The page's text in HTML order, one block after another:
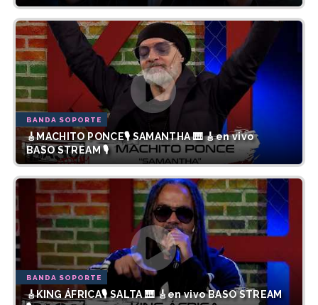
BANDA SOPORTE
🎸MACHITO PONCE🎙️ SAMANTHA 🎹 🎸en vivo
BASO STREAM 🎙️
BANDA SOPORTE
🎸KING ÁFRICA🎙️ SALTA 🎹 🎸en vivo BASO STREAM